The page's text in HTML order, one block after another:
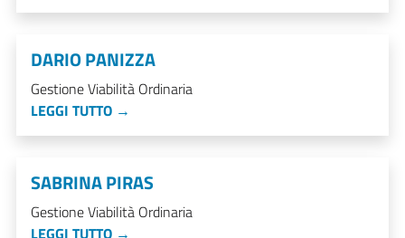
DARIO PANIZZA
Gestione Viabilità Ordinaria
LEGGI TUTTO →
SABRINA PIRAS
Gestione Viabilità Ordinaria